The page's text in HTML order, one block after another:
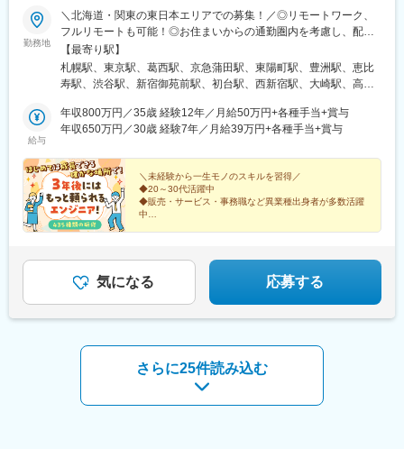
勤務地
＼北海道・関東の東日本エリアでの募集！／◎リモートワーク、
フルリモートも可能！◎お住まいからの通勤圏内を考慮し、配属
先を決定します。【配属プロジェクト先】北海道：北海道（札
幌）関東：東京、神奈川、埼玉、千葉、茨城県、栃木県、群馬県
☆研修中は、札幌・東京にある自社グループのIT技術育成に特化
にお住まいの方はオンラインでの受講も可能！※プロジェクトによ
り転勤の可能性ありますが、希望は考慮しますのでご安心くださ
度あり（単身・家族で利用可）※いずれの配属先でも、受動喫煙対
策あり（屋内全面禁煙）★受動喫煙対策：屋内全面禁煙
【最寄り駅】
札幌駅、東京駅、葛西駅、京急蒲田駅、東陽町駅、豊洲駅、恵比
寿駅、渋谷駅、新宿御苑前駅、初台駅、西新宿駅、大崎駅、高輪
駅(東京都)、稲荷町駅(東京都)、神田駅(東京都)、飯田橋駅、大手
町駅(東京都)、御茶ノ水駅、九段下駅、秋葉原駅、市ケ谷駅、半蔵
宮前駅、八丁堀駅(東京都)、学習院下駅、池袋駅、東池袋駅、中野
駅(東京都)、中野坂上駅、赤坂駅(東京都)、高輪ゲートウェイ駅、
三田駅(東京都)、田町駅(東京都)、東京テレポート駅、虎ノ門ヒル
ズ駅、神谷町駅、汐留駅、乃木坂駅、目黒駅、横浜駅、新百合ケ
丘駅、天空橋駅、川崎駅、新川崎駅、武蔵新城駅、新丸子駅、石
鶴見駅、戸塚駅、みなとみらい駅、新高島駅、天王町駅、鴨居
駅、大宮駅(埼玉県)、北朝霞駅、春日部駅、川口駅、川越駅、久喜
駅、熊谷駅、新越谷駅、浦和駅、さいたま新都心駅、武蔵浦和
京成船橋駅、松戸駅、さっぽろ駅、蒲田駅、表参道駅、新宿三丁
目駅、都庁前駅、大崎広小路駅、五反田駅、両国駅(都営線)、浅草
駅(ＴＸ)、仲御徒町駅、上野駅、小川町駅(東京都)、水道橋駅、竹
橋駅、新御茶ノ水駅、神保町駅、麹町駅、銀座一丁目駅、銀座
駅、京橋駅(東京都)、茅場町駅、宝町駅(東京都)、高田馬場駅、向
給与
年収800万円／35歳 経験12年／月給50万円+各種手当+賞与
年収650万円／30歳 経験7年／月給39万円+各種手当+賞与
＼未経験から一生モノのスキルを習得／
◆20～30代活躍中
◆販売・サービス・事務職など異業種出身者が多数活躍
中
気になる 応募する
さらに25件読み込む